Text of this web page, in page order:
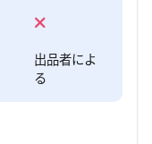
出品者によ
る